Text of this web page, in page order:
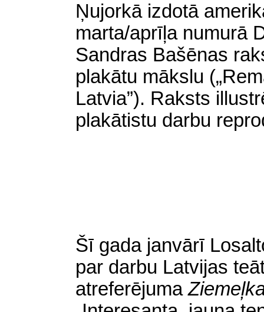
Ņujorkā izdotā
marta/aprīļa numurā
Sandras Bašēnas
plakātu mākslu
Latvia”). Raksts
plakātistu darbu
Šī gada janvārī
par darbu Latvijas
atreferējuma